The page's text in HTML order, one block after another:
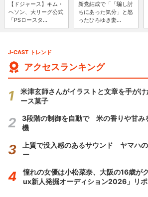
【ドジャース】キム・
ヘソン、大リーグ公式
「PSロースタ...
新党結成で「「騙し討
ちにあった気分」と怒
ったひろゆき妻...
J-CAST トレンド
アクセスランキング
米津玄師さんがイラストと文章を手が
ース菓子
3段階の制御を自動で 米の香りや甘み
機
上質で没入感のあるサウンド ヤマハ
ー
憧れの女優は小松菜奈、大阪の16歳
ux新人発掘オーディション2026」リポ